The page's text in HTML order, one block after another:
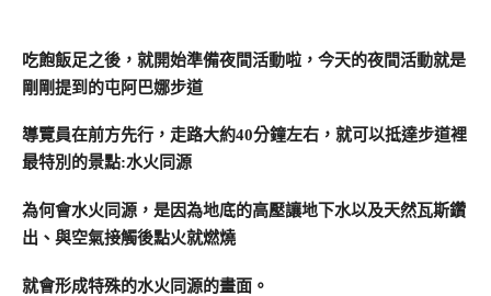
吃飽飯足之後，就開始準備夜間活動啦，今天的夜間活動就是
剛剛提到的屯阿巴娜步道
導覽員在前方先行，走路大約40分鐘左右，就可以抵達步道裡
最特別的景點:水火同源
為何會水火同源，是因為地底的高壓讓地下水以及天然瓦斯鑽
出、與空氣接觸後點火就燃燒
就會形成特殊的水火同源的畫面。